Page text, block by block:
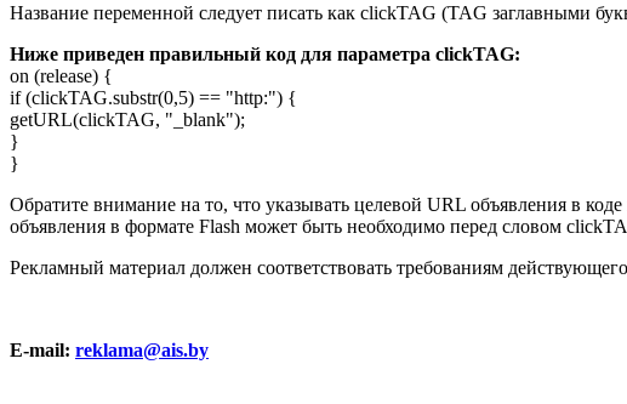
Название переменной следует писать как clickTAG (TAG заглавными
Ниже приведен правильный код для параметра clickTAG:
on (release) {
if (clickTAG.substr(0,5) == "http:") {
getURL(clickTAG, "_blank");
}
}
Обратите внимание на то, что указывать целевой URL объявления в
объявления в формате Flash может быть необходимо перед словом
Рекламный материал должен соответствовать требованиям
E-mail: reklama@ais.by